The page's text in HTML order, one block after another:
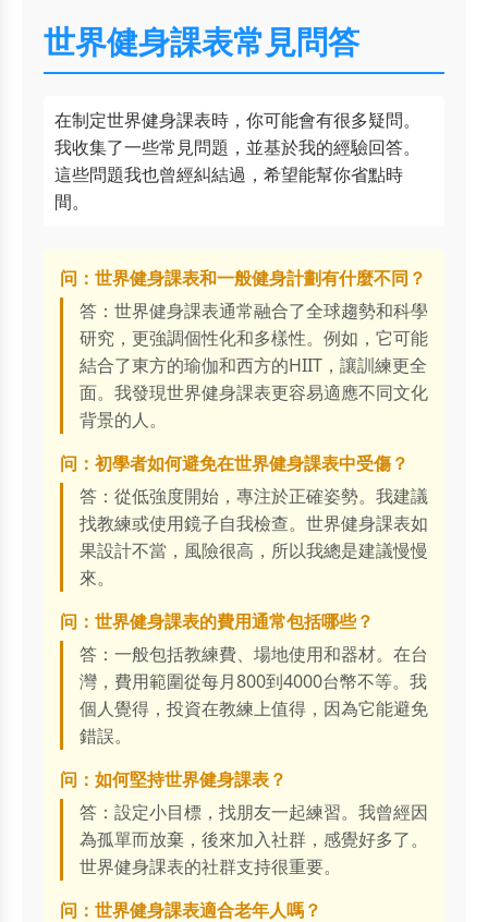
世界健身課表常見問答
在制定世界健身課表時，你可能會有很多疑問。
我收集了一些常見問題，並基於我的經驗回答。
這些問題我也曾經糾結過，希望能幫你省點時
間。
问：世界健身課表和一般健身計劃有什麼不同？
答：世界健身課表通常融合了全球趨勢和科學
研究，更強調個性化和多樣性。例如，它可能
結合了東方的瑜伽和西方的HIIT，讓訓練更全
面。我發現世界健身課表更容易適應不同文化
背景的人。
问：初學者如何避免在世界健身課表中受傷？
答：從低強度開始，專注於正確姿勢。我建議
找教練或使用鏡子自我檢查。世界健身課表如
果設計不當，風險很高，所以我總是建議慢慢
來。
问：世界健身課表的費用通常包括哪些？
答：一般包括教練費、場地使用和器材。在台
灣，費用範圍從每月800到4000台幣不等。我
個人覺得，投資在教練上值得，因為它能避免
錯誤。
问：如何堅持世界健身課表？
答：設定小目標，找朋友一起練習。我曾經因
為孤單而放棄，後來加入社群，感覺好多了。
世界健身課表的社群支持很重要。
问：世界健身課表適合老年人嗎？